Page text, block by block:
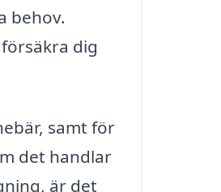
behov.
dig
samt för
det handlar
är det